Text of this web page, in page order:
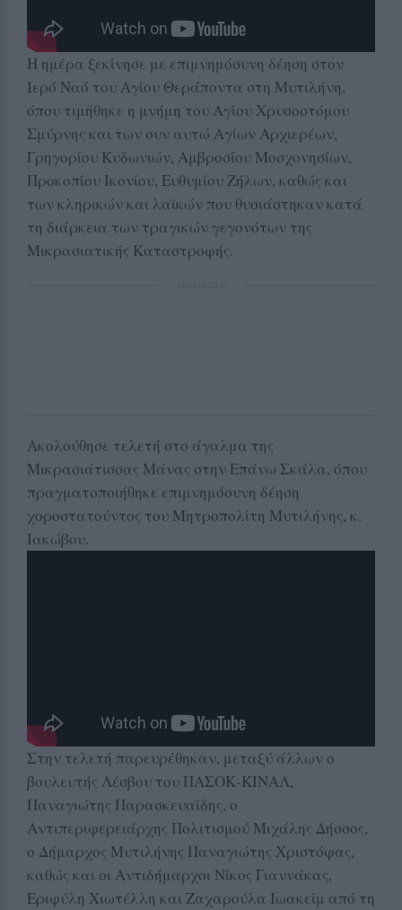
Η ημέρα ξεκίνησε με επιμνημόσυνη δέηση στον
Ιερό Ναό του Αγίου Θεράποντα στη Μυτιλήνη,
όπου τιμήθηκε η μνήμη του Αγίου Χρυσοστόμου
Σμύρνης και των συν αυτώ Αγίων Αρχιερέων,
Γρηγορίου Κυδωνιών, Αμβροσίου Μοσχονησίων,
Προκοπίου Ικονίου, Ευθυμίου Ζήλων, καθώς και
των κληρικών και λαϊκών που θυσιάστηκαν κατά
τη διάρκεια των τραγικών γεγονότων της
Μικρασιατικής Καταστροφής.
Ακολούθησε τελετή στο άγαλμα της
Μικρασιάτισσας Μάνας στην Επάνω Σκάλα, όπου
πραγματοποιήθηκε επιμνημόσυνη δέηση
χοροστατούντος του Μητροπολίτη Μυτιλήνης, κ.
Ιακώβου.
Στην τελετή παρευρέθηκαν, μεταξύ άλλων ο
βουλευτής Λέσβου του ΠΑΣΟΚ-ΚΙΝΑΛ,
Παναγιώτης Παρασκευαϊδης, ο
Αντιπεριφερειάρχης Πολιτισμού Μιχάλης Δήσσος,
ο Δήμαρχος Μυτιλήνης Παναγιώτης Χριστόφας,
καθώς και οι Αντιδήμαρχοι Νίκος Γιαννάκας,
Εριφύλη Χιωτέλλη και Ζαχαρούλα Ιωακείμ από τη